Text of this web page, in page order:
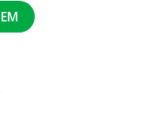
fűtés hűtés 230V